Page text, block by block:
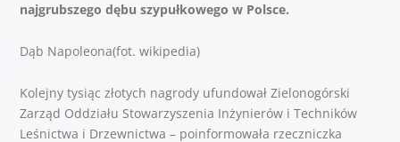
najgrubszego dębu szypułkowego w Polsce.
Dąb Napoleona(fot. wikipedia)
Kolejny tysiąc złotych nagrody ufundował Zielonogórski
Zarząd Oddziału Stowarzyszenia Inżynierów i Techników
Leśnictwa i Drzewnictwa – poinformowała rzeczniczka